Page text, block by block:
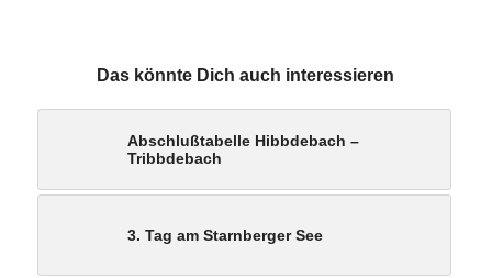
Das könnte Dich auch interessieren
Abschlußtabelle Hibbdebach –
Tribbdebach
3. Tag am Starnberger See